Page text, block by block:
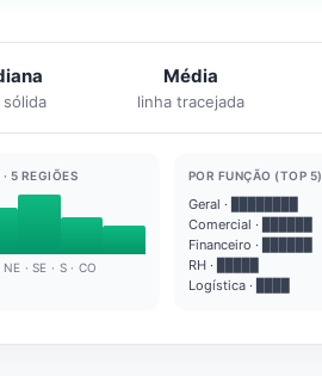
sólida
Média
linha tracejada
5 REGIÕES
NE · SE · S · CO
POR FUNÇÃO (TOP 5)
Geral · ████████
Comercial · ██████
Financeiro · ██████
RH · █████
Logística · ████